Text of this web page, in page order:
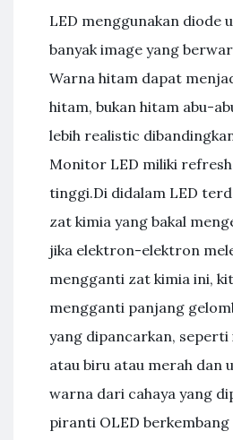
LED menggunakan diode
banyak image yang
Warna hitam dapat
hitam, bukan hitam abu-
lebih realistic
Monitor LED miliki
tinggi.Di didalam LED
zat kimia yang bakal
jika elektron-elektron
mengganti zat kimia ini,
mengganti panjang
yang dipancarkan,
atau biru atau merah dan
warna dari cahaya yang
piranti OLED